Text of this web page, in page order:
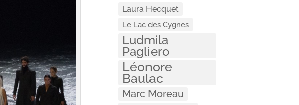
Laura Hecquet
Le Lac des Cygnes
Ludmila
Pagliero
Léonore
Baulac
Marc Moreau